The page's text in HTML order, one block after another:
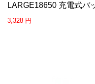
LARGE18650 充電式バ
3,328 円